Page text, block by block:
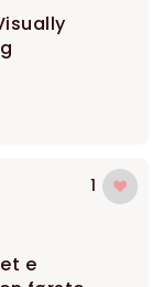
e
1